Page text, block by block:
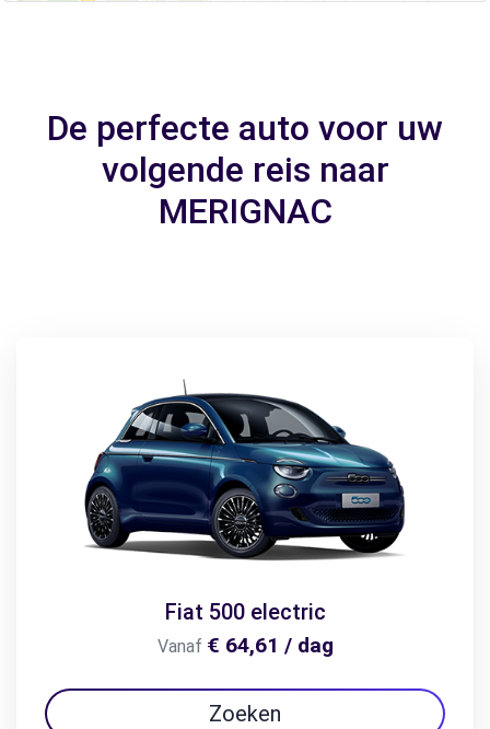
De perfecte auto voor uw
volgende reis naar
MERIGNAC
Fiat 500 electric
Vanaf € 64,61 / dag
Zoeken